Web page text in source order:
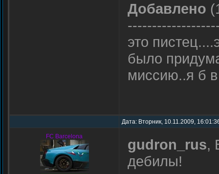
Добавлено
это
было
миссию..я б
Дата: Вторник, 10.11.2009,
FC Barcelona gudron_rus,
дебилы!